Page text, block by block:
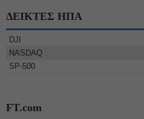
ΔΕΙΚΤΕΣ ΗΠΑ
DJI
NASDAQ
SP-500
FT.com